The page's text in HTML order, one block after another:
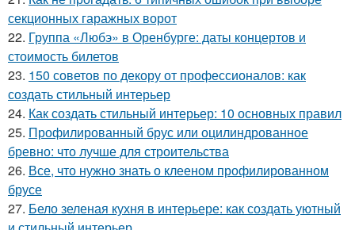
секционных гаражных ворот
22. Группа «Любэ» в Оренбурге: даты концертов и
стоимость билетов
23. 150 советов по декору от профессионалов: как
создать стильный интерьер
24. Как создать стильный интерьер: 10 основных правил
25. Профилированный брус или оцилиндрованное
бревно: что лучше для строительства
26. Все, что нужно знать о клееном профилированном
брусе
27. Бело зеленая кухня в интерьере: как создать уютный